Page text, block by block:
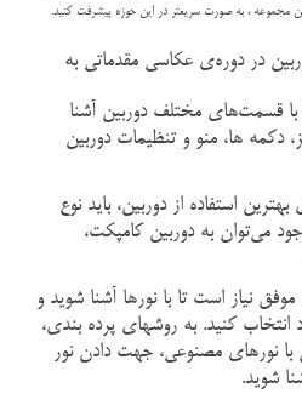
مجموعه ، به صورت سریعتر در این حوزه پیشرفت کنید.
در دوره‌ی عکاسی مقدماتی به
با قسمت‌های مختلف دوربین آشنا
ها، منو و تنظیمات دوربین
بهترین استفاده از دوربین، باید نوع
می‌توان به دوربین کامپکت،
نیاز است تا با نورها آشنا شوید و
کنید. به روشهای پرده بندی،
نورهای مصنوعی، جهت دادن نور
شوید.